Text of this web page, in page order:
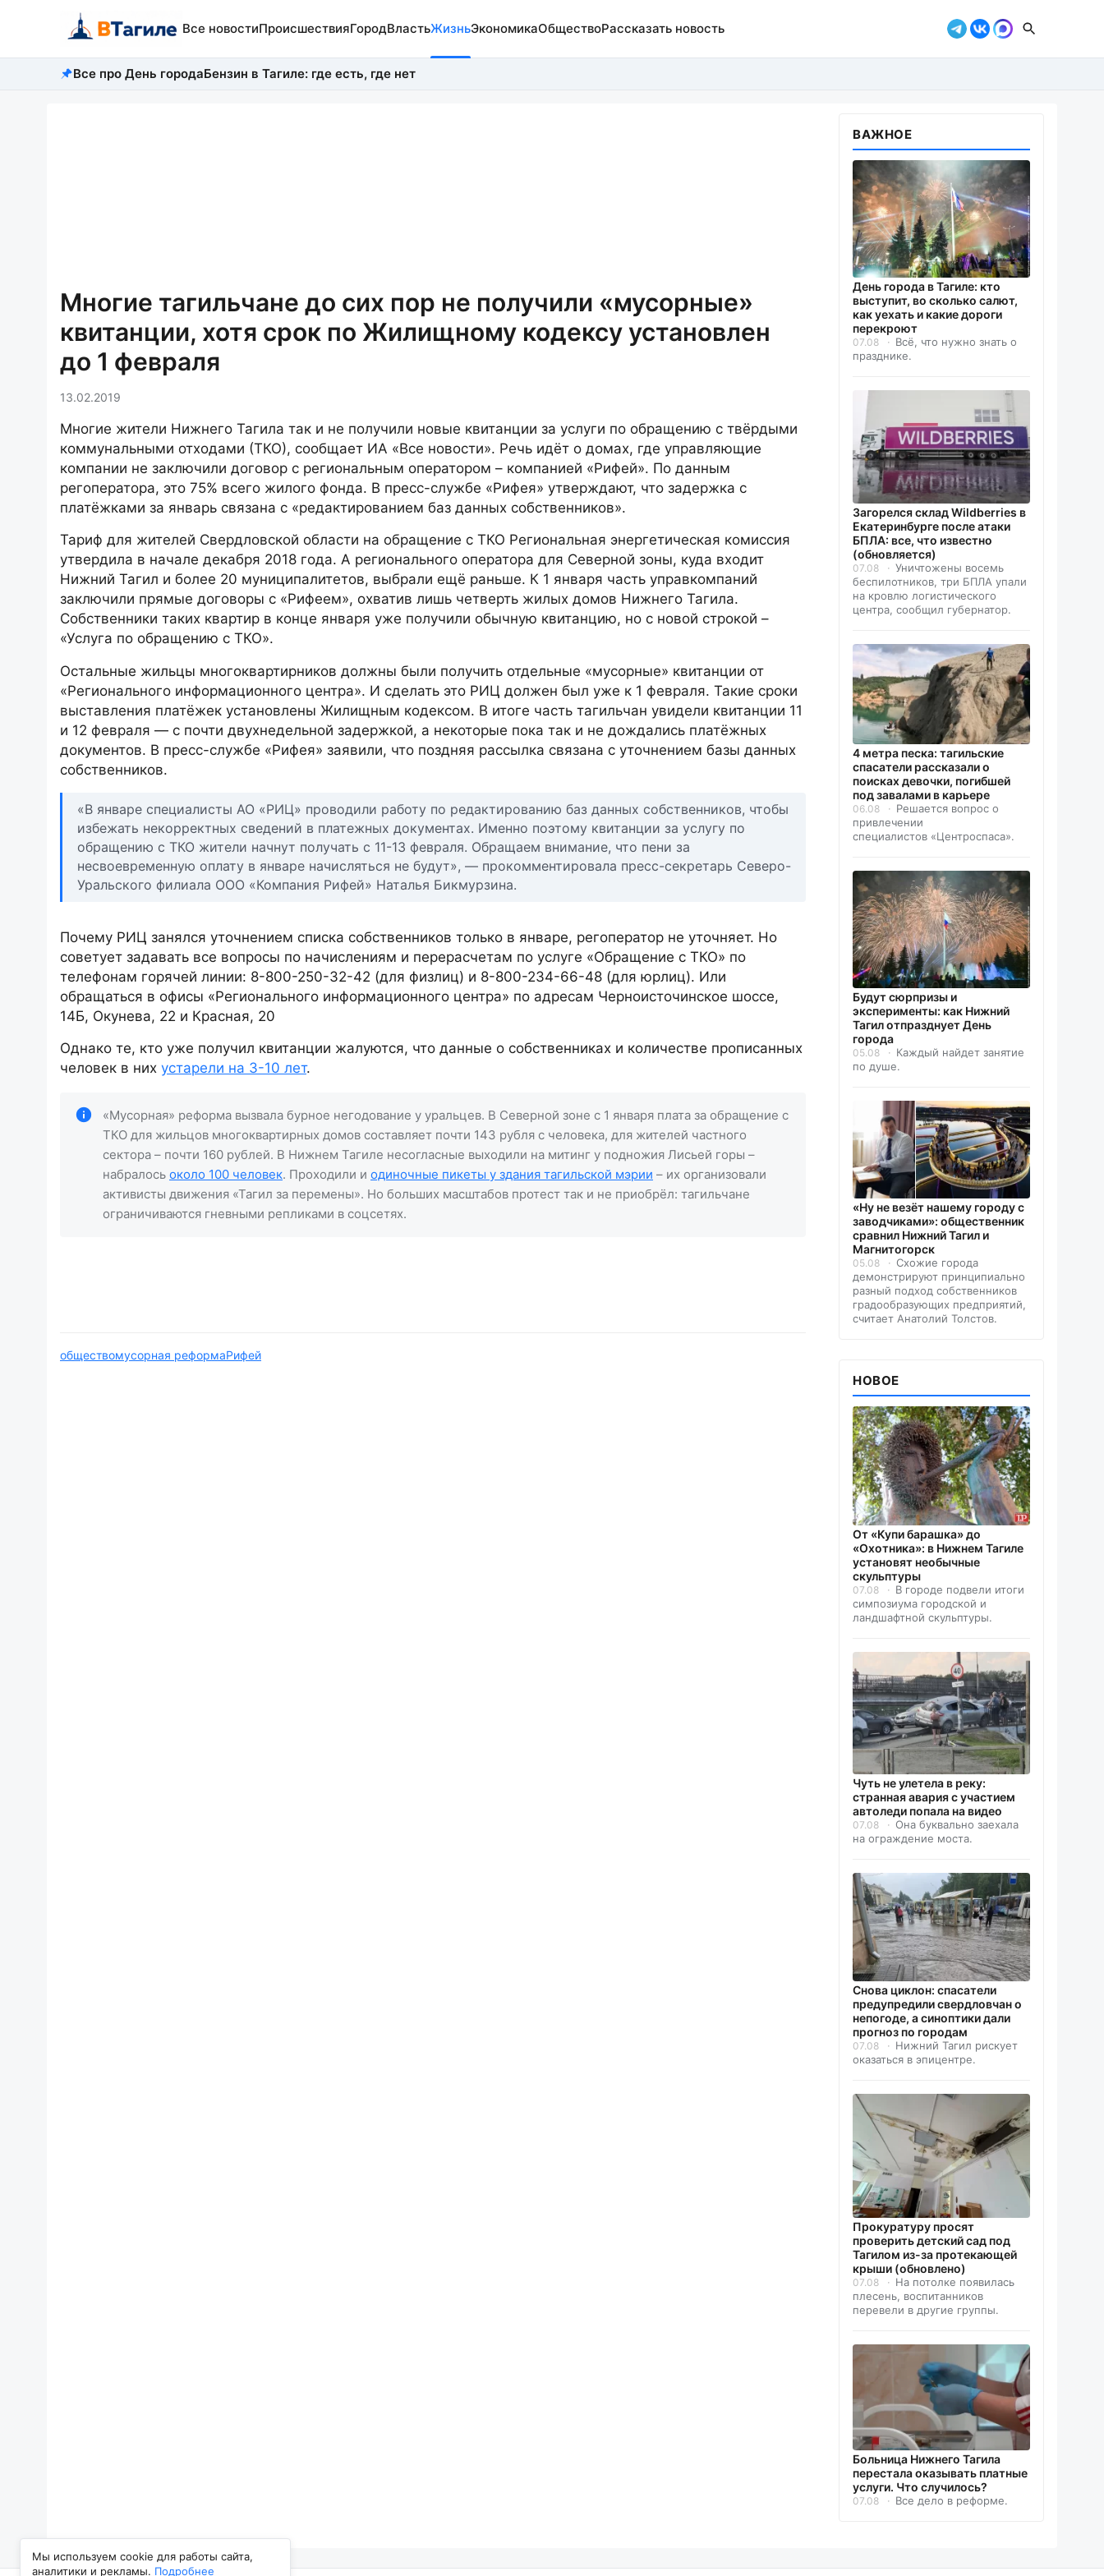
Мы используем cookie для работы сайта,
аналитики и рекламы. Подробнее
Все новостиПроисшествияГородВластьЖизньЭкономикаОбществоРассказать новость
Все про День городаБензин в Тагиле: где есть, где нет
Многие тагильчане до сих пор не получили «мусорные»
квитанции, хотя срок по Жилищному кодексу установлен
до 1 февраля
13.02.2019
Многие жители Нижнего Тагила так и не получили новые квитанции за услуги по обращению с твёрдыми
коммунальными отходами (ТКО), сообщает ИА «Все новости». Речь идёт о домах, где управляющие
компании не заключили договор с региональным оператором – компанией «Рифей». По данным
регоператора, это 75% всего жилого фонда. В пресс-службе «Рифея» утверждают, что задержка с
платёжками за январь связана с «редактированием баз данных собственников».
Тариф для жителей Свердловской области на обращение с ТКО Региональная энергетическая комиссия
утвердила в начале декабря 2018 года. А регионального оператора для Северной зоны, куда входит
Нижний Тагил и более 20 муниципалитетов, выбрали ещё раньше. К 1 января часть управкомпаний
заключили прямые договоры с «Рифеем», охватив лишь четверть жилых домов Нижнего Тагила.
Собственники таких квартир в конце января уже получили обычную квитанцию, но с новой строкой –
«Услуга по обращению с ТКО».
Остальные жильцы многоквартирников должны были получить отдельные «мусорные» квитанции от
«Регионального информационного центра». И сделать это РИЦ должен был уже к 1 февраля. Такие сроки
выставления платёжек установлены Жилищным кодексом. В итоге часть тагильчан увидели квитанции 11
и 12 февраля — с почти двухнедельной задержкой, а некоторые пока так и не дождались платёжных
документов. В пресс-службе «Рифея» заявили, что поздняя рассылка связана с уточнением базы данных
собственников.
«В январе специалисты АО «РИЦ» проводили работу по редактированию баз данных собственников, чтобы
избежать некорректных сведений в платежных документах. Именно поэтому квитанции за услугу по
обращению с ТКО жители начнут получать с 11-13 февраля. Обращаем внимание, что пени за
несвоевременную оплату в январе начисляться не будут», — прокомментировала пресс-секретарь Северо-
Уральского филиала ООО «Компания Рифей» Наталья Бикмурзина.
Почему РИЦ занялся уточнением списка собственников только в январе, регоператор не уточняет. Но
советует задавать все вопросы по начислениям и перерасчетам по услуге «Обращение с ТКО» по
телефонам горячей линии: 8-800-250-32-42 (для физлиц) и 8-800-234-66-48 (для юрлиц). Или
обращаться в офисы «Регионального информационного центра» по адресам Черноисточинское шоссе,
14Б, Окунева, 22 и Красная, 20
Однако те, кто уже получил квитанции жалуются, что данные о собственниках и количестве прописанных
человек в них устарели на 3-10 лет.
«Мусорная» реформа вызвала бурное негодование у уральцев. В Северной зоне с 1 января плата за обращение с
ТКО для жильцов многоквартирных домов составляет почти 143 рубля с человека, для жителей частного
сектора – почти 160 рублей. В Нижнем Тагиле несогласные выходили на митинг у подножия Лисьей горы –
набралось около 100 человек. Проходили и одиночные пикеты у здания тагильской мэрии – их организовали
активисты движения «Тагил за перемены». Но больших масштабов протест так и не приобрёл: тагильчане
ограничиваются гневными репликами в соцсетях.
обществомусорная реформаРифей
ВАЖНОЕ
День города в Тагиле: кто
выступит, во сколько салют,
как уехать и какие дороги
перекроют
07.08
Всё, что нужно знать о
празднике.
Загорелся склад Wildberries в
Екатеринбурге после атаки
БПЛА: все, что известно
(обновляется)
07.08
Уничтожены восемь
беспилотников, три БПЛА упали
на кровлю логистического
центра, сообщил губернатор.
4 метра песка: тагильские
спасатели рассказали о
поисках девочки, погибшей
под завалами в карьере
06.08
Решается вопрос о
привлечении
специалистов «Центроспаса».
Будут сюрпризы и
эксперименты: как Нижний
Тагил отпразднует День
города
05.08
Каждый найдет занятие
по душе.
«Ну не везёт нашему городу с
заводчиками»: общественник
сравнил Нижний Тагил и
Магнитогорск
05.08
Схожие города
демонстрируют принципиально
разный подход собственников
градообразующих предприятий,
считает Анатолий Толстов.
НОВОЕ
От «Купи барашка» до
«Охотника»: в Нижнем Тагиле
установят необычные
скульптуры
07.08
В городе подвели итоги
симпозиума городской и
ландшафтной скульптуры.
Чуть не улетела в реку:
странная авария с участием
автоледи попала на видео
07.08
Она буквально заехала
на ограждение моста.
Снова циклон: спасатели
предупредили свердловчан о
непогоде, а синоптики дали
прогноз по городам
07.08
Нижний Тагил рискует
оказаться в эпицентре.
Прокуратуру просят
проверить детский сад под
Тагилом из-за протекающей
крыши (обновлено)
07.08
На потолке появилась
плесень, воспитанников
перевели в другие группы.
Больница Нижнего Тагила
перестала оказывать платные
услуги. Что случилось?
07.08 Все дело в реформе.